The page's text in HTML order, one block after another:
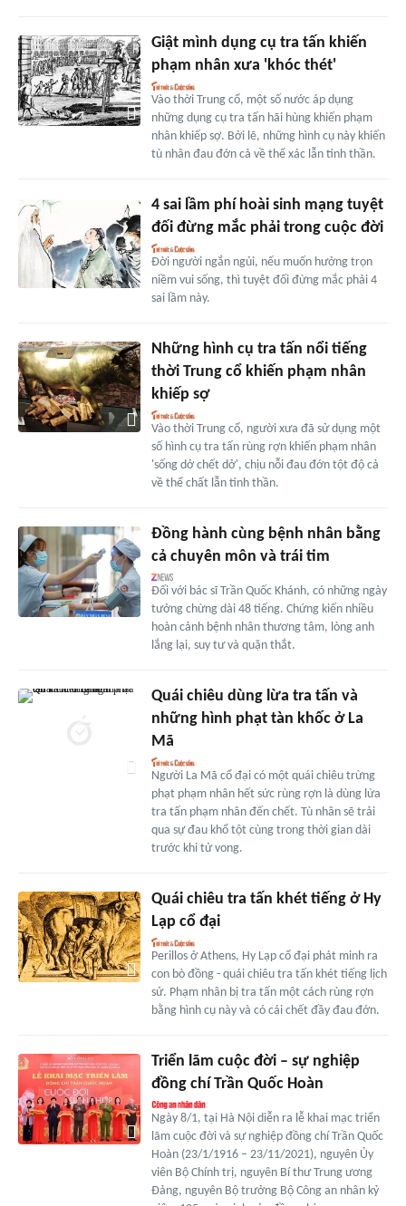
Giật mình dụng cụ tra tấn khiến
phạm nhân xưa 'khóc thét'
Vào thời Trung cổ, một số nước áp dụng
những dụng cụ tra tấn hãi hùng khiến phạm
nhân khiếp sợ. Bởi lẽ, những hình cụ này khiến
tù nhân đau đớn cả về thể xác lẫn tinh thần.
4 sai lầm phí hoài sinh mạng tuyệt
đối đừng mắc phải trong cuộc đời
Đời người ngắn ngủi, nếu muốn hưởng trọn
niềm vui sống, thì tuyệt đối đừng mắc phải 4
sai lầm này.
Những hình cụ tra tấn nổi tiếng
thời Trung cổ khiến phạm nhân
khiếp sợ
Vào thời Trung cổ, người xưa đã sử dụng một
số hình cụ tra tấn rùng rợn khiến phạm nhân
'sống dở chết dở', chịu nỗi đau đớn tột độ cả
về thể chất lẫn tinh thần.
Đồng hành cùng bệnh nhân bằng
cả chuyên môn và trái tim
Đối với bác sĩ Trần Quốc Khánh, có những ngày
tưởng chừng dài 48 tiếng. Chứng kiến nhiều
hoàn cảnh bệnh nhân thương tâm, lòng anh
lắng lại, suy tư và quặn thắt.
Quái chiêu dùng lừa tra tấn và
những hình phạt tàn khốc ở La
Mã
Người La Mã cổ đại có một quái chiêu trừng
phạt phạm nhân hết sức rùng rợn là dùng lừa
tra tấn phạm nhân đến chết. Tù nhân sẽ trải
qua sự đau khổ tột cùng trong thời gian dài
trước khi tử vong.
Quái chiêu tra tấn khét tiếng ở Hy
Lạp cổ đại
Perillos ở Athens, Hy Lạp cổ đại phát minh ra
con bò đồng - quái chiêu tra tấn khét tiếng lịch
sử. Phạm nhân bị tra tấn một cách rùng rợn
bằng hình cụ này và có cái chết đầy đau đớn.
Triển lãm cuộc đời – sự nghiệp
đồng chí Trần Quốc Hoàn
Ngày 8/1, tại Hà Nội diễn ra lễ khai mạc triển
lãm cuộc đời và sự nghiệp đồng chí Trần Quốc
Hoàn (23/1/1916 – 23/11/2021), nguyên Ủy
viên Bộ Chính trị, nguyên Bí thư Trung ương
Đảng, nguyên Bộ trưởng Bộ Công an nhân kỷ